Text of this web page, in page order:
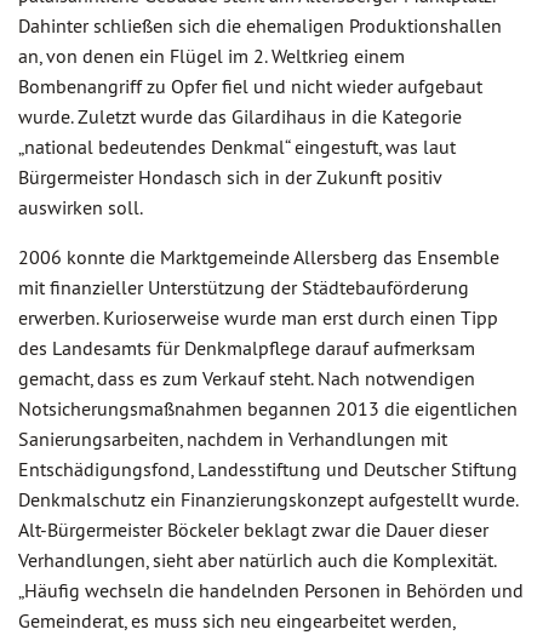
Dahinter schließen sich die ehemaligen Produktionshallen
an, von denen ein Flügel im 2. Weltkrieg einem
Bombenangriff zu Opfer fiel und nicht wieder aufgebaut
wurde. Zuletzt wurde das Gilardihaus in die Kategorie
„national bedeutendes Denkmal“ eingestuft, was laut
Bürgermeister Hondasch sich in der Zukunft positiv
auswirken soll.
2006 konnte die Marktgemeinde Allersberg das Ensemble
mit finanzieller Unterstützung der Städtebauförderung
erwerben. Kurioserweise wurde man erst durch einen Tipp
des Landesamts für Denkmalpflege darauf aufmerksam
gemacht, dass es zum Verkauf steht. Nach notwendigen
Notsicherungsmaßnahmen begannen 2013 die eigentlichen
Sanierungsarbeiten, nachdem in Verhandlungen mit
Entschädigungsfond, Landesstiftung und Deutscher Stiftung
Denkmalschutz ein Finanzierungskonzept aufgestellt wurde.
Alt-Bürgermeister Böckeler beklagt zwar die Dauer dieser
Verhandlungen, sieht aber natürlich auch die Komplexität.
„Häufig wechseln die handelnden Personen in Behörden und
Gemeinderat, es muss sich neu eingearbeitet werden,